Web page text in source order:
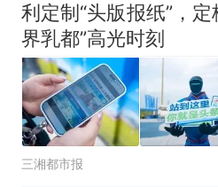
利定制“头版报纸”，
界乳都”高光时刻
三湘都市报